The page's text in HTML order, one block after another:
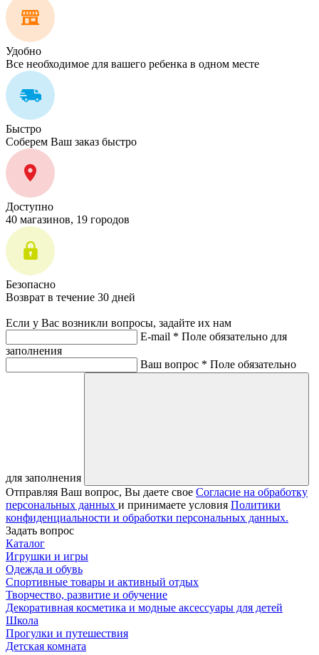
Удобно
Все необходимое для вашего ребенка в одном месте
Быстро
Соберем Ваш заказ быстро
Доступно
40 магазинов, 19 городов
Безопасно
Возврат в течение 30 дней
Если у Вас возникли вопросы, задайте их нам
E-mail * Поле обязательно для
заполнения
Ваш вопрос * Поле обязательно
для заполнения
Отправляя Ваш вопрос, Вы даете свое Согласие на обработку
персональных данных и принимаете условия Политики
конфиденциальности и обработки персональных данных.
Задать вопрос
Каталог
Игрушки и игры
Одежда и обувь
Спортивные товары и активный отдых
Творчество, развитие и обучение
Декоративная косметика и модные аксессуары для детей
Школа
Прогулки и путешествия
Детская комната